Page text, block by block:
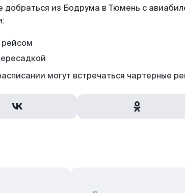
из Бодрума в Тюмень с
могут встречаться чартерные